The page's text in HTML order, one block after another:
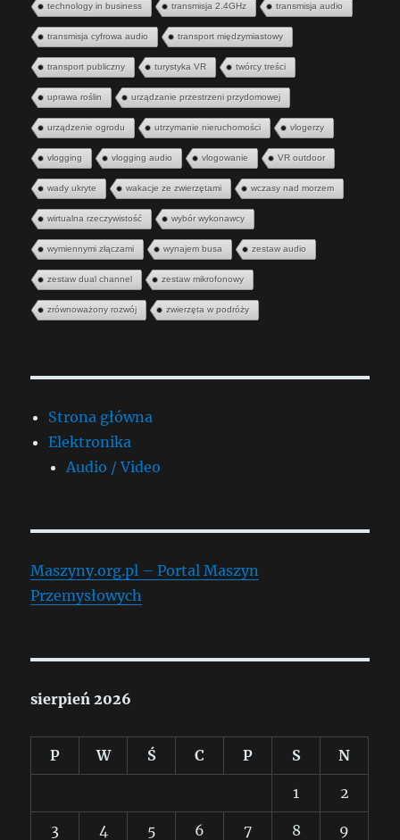
technology in business transmisja 2.4GHz transmisja audio
transmisja cyfrowa audio transport międzymiastowy
transport publiczny turystyka VR twórcy treści
uprawa roślin urządzanie przestrzeni przydomowej
urządzenie ogrodu utrzymanie nieruchomości vlogerzy
vlogging vlogging audio vlogowanie VR outdoor
wady ukryte wakacje ze zwierzętami wczasy nad morzem
wirtualna rzeczywistość wybór wykonawcy
wymiennymi złączami wynajem busa zestaw audio
zestaw dual channel zestaw mikrofonowy
zrównoważony rozwój zwierzęta w podróży
Strona główna
Elektronika
Audio / Video
Maszyny.org.pl – Portal Maszyn
Przemysłowych
sierpień 2026
P W Ś C P S N
1 2
3 4 5 6 7 8 9